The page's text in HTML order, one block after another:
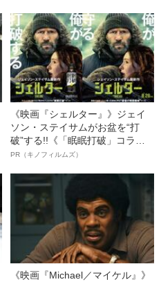
運がいい」と言えるワケ
《映画『シェルター』》ジェイ
ソン・ステイサムがお盆を“打
破”する!!《「眠眠打破」コラ
ボ》
PR（キノフィルムズ）
《映画『Michael／マイケル』》